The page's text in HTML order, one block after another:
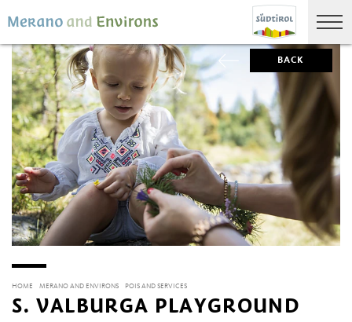
BACK
HOME MERANO AND ENVIRONS POIS AND SERVICES
S. VALBURGA PLAYGROUND